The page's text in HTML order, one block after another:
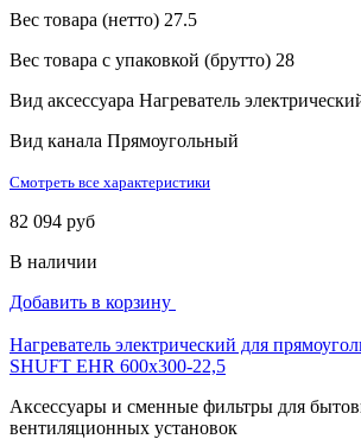
Вес товара (нетто) 27.5
Вес товара с упаковкой (брутто) 28
Вид аксессуара Нагреватель
Вид канала Прямоугольный
Смотреть все характеристики
82 094 руб
В наличии
Добавить в корзину
Нагреватель электрический для
SHUFT EHR 600x300-22,5
Аксессуары и сменные фильтры для
вентиляционных установок